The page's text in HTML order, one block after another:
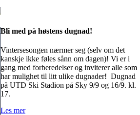
Bli med på høstens dugnad!
Vintersesongen nærmer seg (selv om det
kanskje ikke føles sånn om dagen)! Vi er i
gang med forberedelser og inviterer alle som
har mulighet til litt ulike dugnader! Dugnad
på UTD Ski Stadion på Sky 9/9 og 16/9. kl.
17.
Les mer